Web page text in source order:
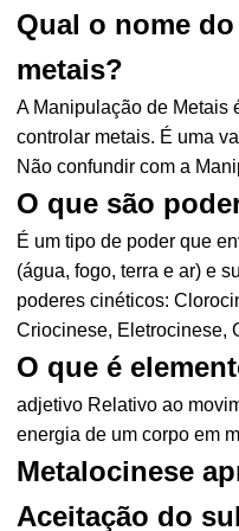
Qual o nome
metais?
A Manipulação de Metais
controlar metais. É uma
Não confundir com a
O que são
É um tipo de poder que
(água, fogo, terra e ar) e
poderes cinéticos:
Criocinese, Eletrocinese,
O que é
adjetivo Relativo ao
energia de um corpo em
Metalocinese
Aceitação do